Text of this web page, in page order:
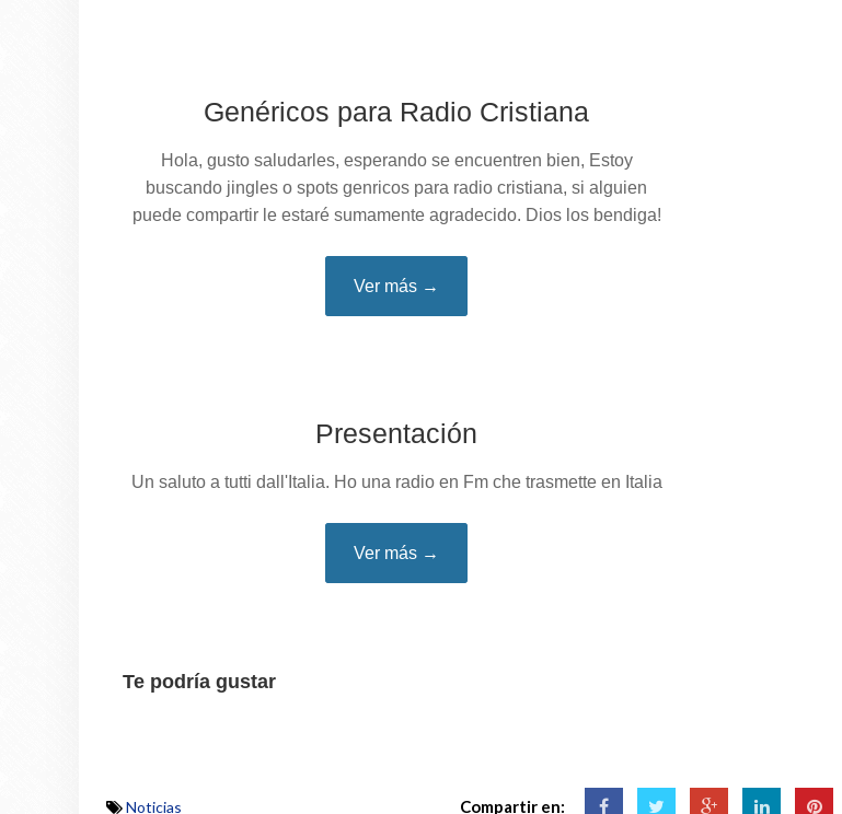
Genéricos para Radio Cristiana
Hola, gusto saludarles, esperando se encuentren bien, Estoy
buscando jingles o spots genricos para radio cristiana, si alguien
puede compartir le estaré sumamente agradecido. Dios los bendiga!
Ver más →
Presentación
Un saluto a tutti dall'Italia. Ho una radio en Fm che trasmette en Italia
Ver más →
Te podría gustar
Noticias Compartir en: